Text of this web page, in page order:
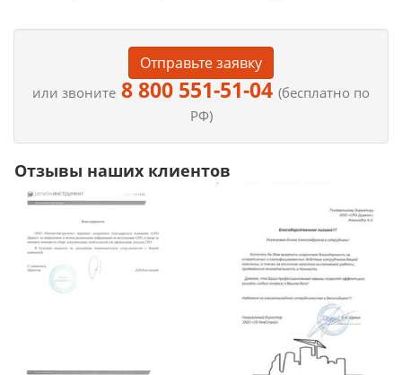
Отправьте заявку
или звоните 8 800 551-51-04 (бесплатно по
РФ)
Отзывы наших клиентов